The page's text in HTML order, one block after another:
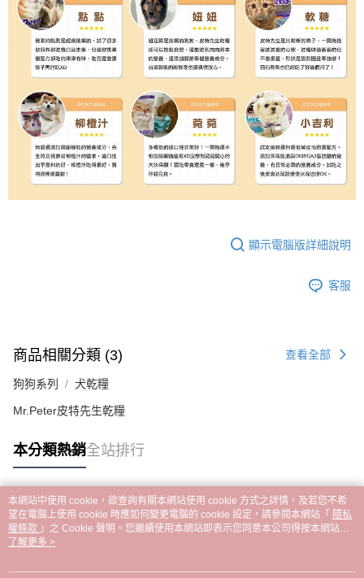
顯示電腦版詳細說明
客服
商品相關分類 (3) 查看全部
狗狗系列 犬乾糧
Mr.Peter皮特先生乾糧
本分類熱銷全站排行
熱門標籤
本網站中使用 cookie，欲查詢有關本網站使用 cookie 方式之詳情，及若您不希
望在電腦上使用 cookie 時應如何變更電腦的 cookie 設定，請參閱本網站「 隱私
權條款 」之 Cookie 聲明。您繼續使用本網站即表示您同意本公司得按本網站使
用條款之 Cookie 聲明使用 cookie。
了解更多 >